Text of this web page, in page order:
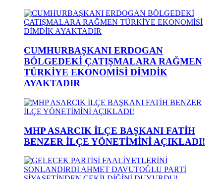
CUMHURBAŞKANI ERDOGAN
BÖLGEDEKİ ÇATIŞMALARA RAĞMEN
TÜRKİYE EKONOMİSİ DİMDİK
AYAKTADIR
MHP ASARCIK İLÇE BAŞKANI FATİH
BENZER İLÇE YÖNETİMİNİ AÇIKLADI!